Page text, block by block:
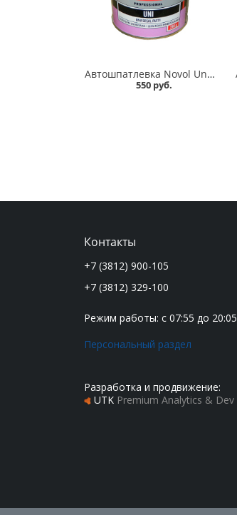
Автошпатлевка Novol Uni 0,25 кг универсальная в Омске
550 руб.
Контакты
+7 (3812) 900-105
+7 (3812) 329-100
Режим работы: с 07:55 до 20:05
Персональный раздел
Разработка и продвижение:
UTK Premium Analytics & Dev